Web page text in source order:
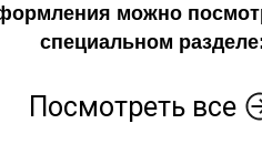
можно
специальном
Посмотреть все